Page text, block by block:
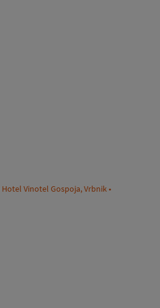
Hotel Vinotel Gospoja, Vrbnik •